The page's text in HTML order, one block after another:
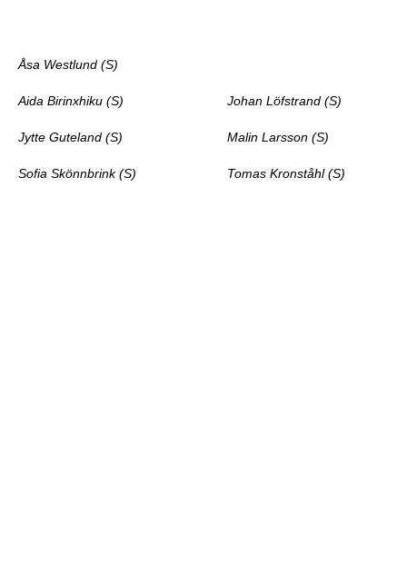
Åsa Westlund (S)
Aida Birinxhiku (S) Johan Löfstrand (S)
Jytte Guteland (S) Malin Larsson (S)
Sofia Skönnbrink (S) Tomas Kronståhl (S)